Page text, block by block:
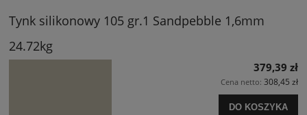
Tynk silikonowy 105 gr.1 Sandpebble 1,6mm
24.72kg
379,39 zł
Cena netto: 308,45 zł
DO KOSZYKA